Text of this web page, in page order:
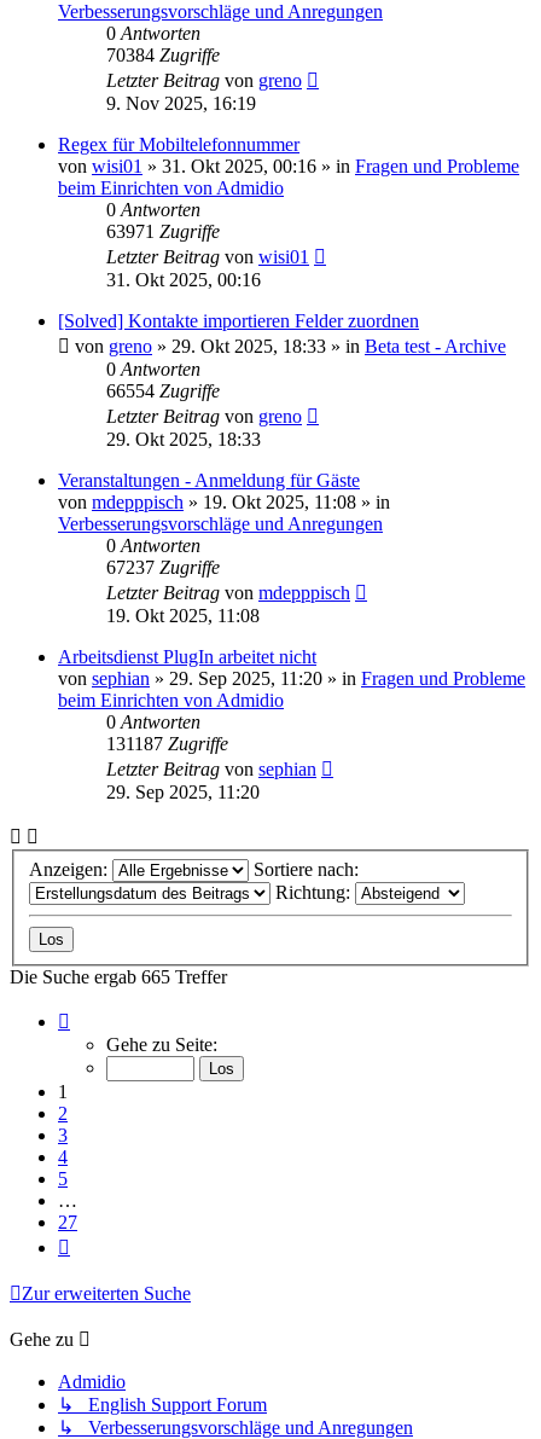
Verbesserungsvorschläge und Anregungen
0 Antworten
70384 Zugriffe
Letzter Beitrag von greno
9. Nov 2025, 16:19
Regex für Mobiltelefonnummer
von wisi01 » 31. Okt 2025, 00:16 » in Fragen und Probleme
beim Einrichten von Admidio
0 Antworten
63971 Zugriffe
Letzter Beitrag von wisi01
31. Okt 2025, 00:16
[Solved] Kontakte importieren Felder zuordnen
von greno » 29. Okt 2025, 18:33 » in Beta test - Archive
0 Antworten
66554 Zugriffe
Letzter Beitrag von greno
29. Okt 2025, 18:33
Veranstaltungen - Anmeldung für Gäste
von mdepppisch » 19. Okt 2025, 11:08 » in
Verbesserungsvorschläge und Anregungen
0 Antworten
67237 Zugriffe
Letzter Beitrag von mdepppisch
19. Okt 2025, 11:08
Arbeitsdienst PlugIn arbeitet nicht
von sephian » 29. Sep 2025, 11:20 » in Fragen und Probleme
beim Einrichten von Admidio
0 Antworten
131187 Zugriffe
Letzter Beitrag von sephian
29. Sep 2025, 11:20
Anzeigen:
Sortiere nach:
Richtung:
Die Suche ergab 665 Treffer
von
Gehe zu Seite:
1
2
3
4
5
…
27
Zur erweiterten Suche
Gehe zu
Admidio
↳ English Support Forum
↳ Verbesserungsvorschläge und Anregungen